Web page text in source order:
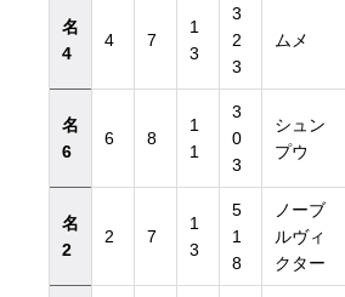
名
4
4 7
1
3
3
2
3
ムメ
名
6
6 8
1
1
3
0
3
シュン
プウ
名
2
2 7
1
3
5
1
8
ノーブ
ルヴィ
クター